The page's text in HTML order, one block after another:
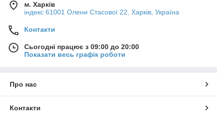
м. Харків
індекс 61001 Олени Стасової 22, Харків, Україна
Контакти
Сьогодні працює з 09:00 до 20:00
Показати весь графік роботи
Про нас
Контакти